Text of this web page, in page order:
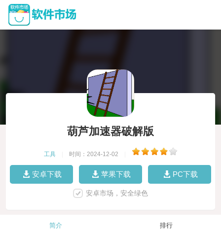
葫芦加速器破解版
工具 时间：2024-12-02
安卓下载 苹果下载 PC下载
安卓市场，安全绿色
简介 排行